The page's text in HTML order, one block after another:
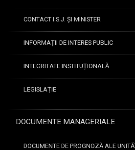
CONTACT I.S.J. ȘI MINISTER
INFORMAȚII DE INTERES PUBLIC
INTEGRITATE INSTITUȚIONALĂ
LEGISLAȚIE
DOCUMENTE MANAGERIALE
DOCUMENTE DE PROGNOZĂ ALE